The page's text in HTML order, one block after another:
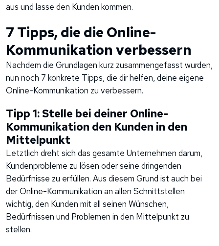
aus und lasse den Kunden kommen.
7 Tipps, die die Online-
Kommunikation verbessern
Nachdem die Grundlagen kurz zusammengefasst wurden,
nun noch 7 konkrete Tipps, die dir helfen, deine eigene
Online-Kommunikation zu verbessern.
Tipp 1: Stelle bei deiner Online-
Kommunikation den Kunden in den
Mittelpunkt
Letztlich dreht sich das gesamte Unternehmen darum,
Kundenprobleme zu lösen oder seine dringenden
Bedürfnisse zu erfüllen. Aus diesem Grund ist auch bei
der Online-Kommunikation an allen Schnittstellen
wichtig, den Kunden mit all seinen Wünschen,
Bedürfnissen und Problemen in den Mittelpunkt zu
stellen.